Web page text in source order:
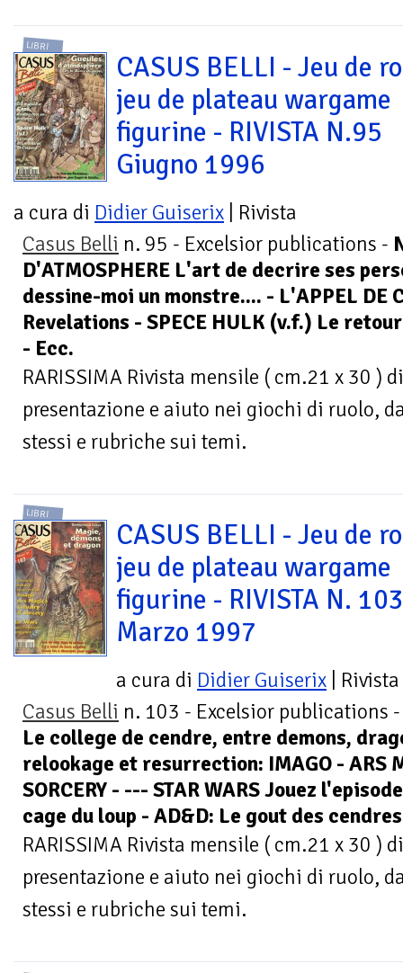
LIBRI
CASUS BELLI - Jeu de
jeu de plateau wargame
figurine - RIVISTA N.95
Giugno 1996
a cura di Didier Guiserix | Rivista
Casus Belli n. 95 - Excelsior publications -
D'ATMOSPHERE L'art de decrire ses
dessine-moi un monstre.... - L'APPEL DE
Revelations - SPECE HULK (v.f.) Le
- Ecc.
RARISSIMA Rivista mensile ( cm.21 x 30 )
presentazione e aiuto nei giochi di ruolo,
stessi e rubriche sui temi.
LIBRI
CASUS BELLI - Jeu de
jeu de plateau wargame
figurine - RIVISTA N. 103
Marzo 1997
a cura di Didier Guiserix | Rivista
Casus Belli n. 103 - Excelsior publications
Le college de cendre, entre demons,
relookage et resurrection: IMAGO - ARS
SORCERY - --- STAR WARS Jouez
cage du loup - AD&D: Le gout des cendres
RARISSIMA Rivista mensile ( cm.21 x 30 )
presentazione e aiuto nei giochi di ruolo,
stessi e rubriche sui temi.